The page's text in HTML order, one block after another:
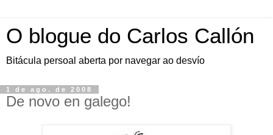
O blogue do Carlos Callón
Bitácula persoal aberta por navegar ao desvío
1 de ago. de 2008
De novo en galego!